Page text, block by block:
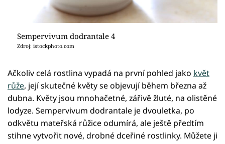
Sempervivum dodrantale 4
Zdroj: istockphoto.com
Ačkoliv celá rostlina vypadá na první pohled jako květ
růže, její skutečné květy se objevují během března až
dubna. Květy jsou mnohačetné, zářivě žluté, na olistěné
lodyze. Sempervivum dodrantale je dvouletka, po
odkvětu mateřská růžice odumírá, ale ještě předtím
stihne vytvořit nové, drobné dceřiné rostlinky. Můžete ji